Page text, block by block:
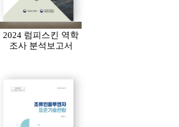
2024 럼피스킨 역학
조사 분석보고서